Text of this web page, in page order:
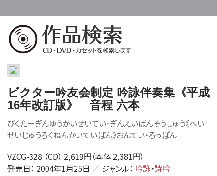
ビクター吟友会制定 吟詠伴奏集《平成
16年改訂版》 音程 六本
びくたーぎんゆうかいせいてい・ぎんえいばんそうしゅう《へい
せいじゅうろくねんかいていばん》おんてい・ろっぽん
VZCG-328 （CD） 2,619円（本体 2,381円）
発売日： 2004年1月25日 ／ ジャンル： 吟詠・詩吟